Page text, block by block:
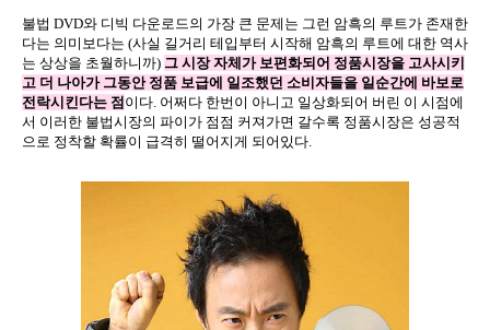
불법 DVD와 디빅 다운로드의 가장 큰 문제는 그런 암흑의 루트가 존재한
다는 의미보다는 (사실 길거리 테입부터 시작해 암흑의 루트에 대한 역사
는 상상을 초월하니까) 그 시장 자체가 보편화되어 정품시장을 고사시키
고 더 나아가 그동안 정품 보급에 일조했던 소비자들을 일순간에 바보로
전락시킨다는 점 이다. 어쩌다 한번이 아니고 일상화되어 버린 이 시점에
서 이러한 불법시장의 파이가 점점 커져가면 갈수록 정품시장은 성공적
으로 정착할 확률이 급격히 떨어지게 되어있다.